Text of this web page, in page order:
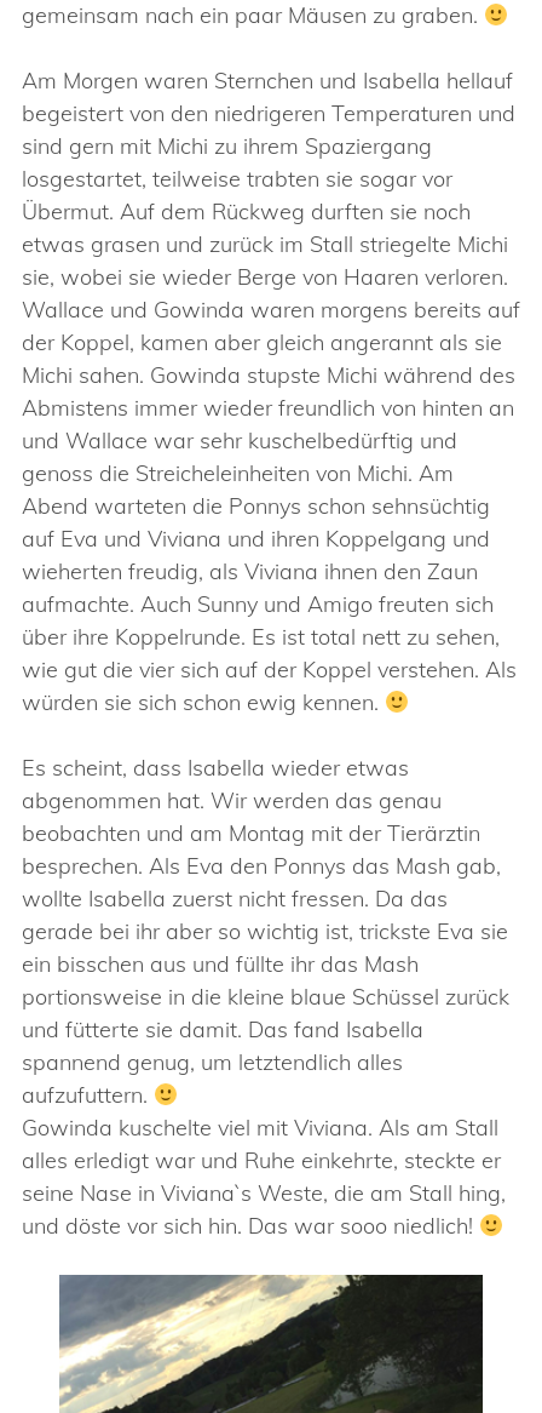
gemeinsam nach ein paar Mäusen zu graben.
Am Morgen waren Sternchen und Isabella hellauf
begeistert von den niedrigeren Temperaturen und
sind gern mit Michi zu ihrem Spaziergang
losgestartet, teilweise trabten sie sogar vor
Übermut. Auf dem Rückweg durften sie noch
etwas grasen und zurück im Stall striegelte Michi
sie, wobei sie wieder Berge von Haaren verloren.
Wallace und Gowinda waren morgens bereits auf
der Koppel, kamen aber gleich angerannt als sie
Michi sahen. Gowinda stupste Michi während des
Abmistens immer wieder freundlich von hinten an
und Wallace war sehr kuschelbedürftig und
genoss die Streicheleinheiten von Michi. Am
Abend warteten die Ponnys schon sehnsüchtig
auf Eva und Viviana und ihren Koppelgang und
wieherten freudig, als Viviana ihnen den Zaun
aufmachte. Auch Sunny und Amigo freuten sich
über ihre Koppelrunde. Es ist total nett zu sehen,
wie gut die vier sich auf der Koppel verstehen. Als
würden sie sich schon ewig kennen.
Es scheint, dass Isabella wieder etwas
abgenommen hat. Wir werden das genau
beobachten und am Montag mit der Tierärztin
besprechen. Als Eva den Ponnys das Mash gab,
wollte Isabella zuerst nicht fressen. Da das
gerade bei ihr aber so wichtig ist, trickste Eva sie
ein bisschen aus und füllte ihr das Mash
portionsweise in die kleine blaue Schüssel zurück
und fütterte sie damit. Das fand Isabella
spannend genug, um letztendlich alles
aufzufuttern.
Gowinda kuschelte viel mit Viviana. Als am Stall
alles erledigt war und Ruhe einkehrte, steckte er
seine Nase in Viviana`s Weste, die am Stall hing,
und döste vor sich hin. Das war sooo niedlich!